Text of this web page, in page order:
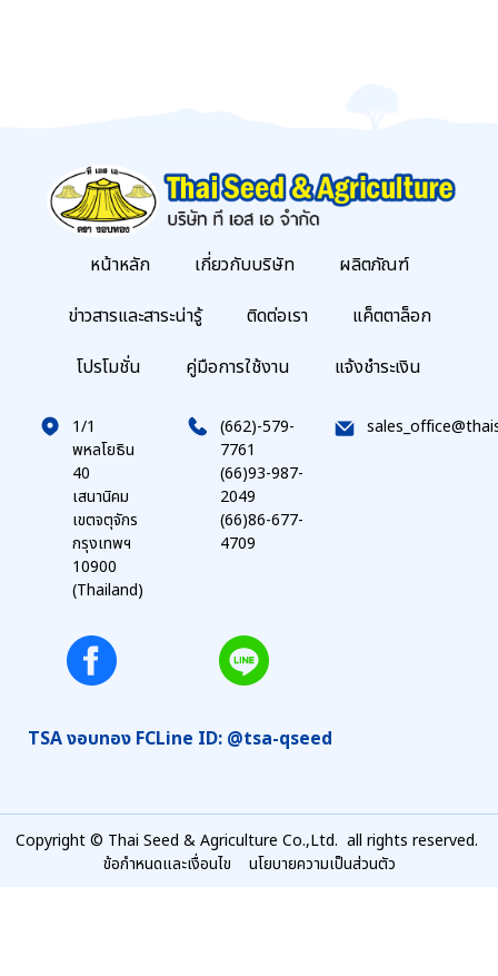
หน้าหลัก เกี่ยวกับบริษัท
ผลิตภัณฑ์
ข่าวสารและสาระน่ารู้
ติดต่อเรา
แค็ตตาล็อก
โปรโมชั่น
คู่มือการใช้งาน แจ้งชำระเงิน
1/1
พหลโยธิน
40
เสนานิคม
เขตจตุจักร
กรุงเทพฯ
10900
(Thailand)
(662)-579-
7761
(66)93-987-
2049
(66)86-677-
4709
TSA งอบทอง FCLine ID: @tsa-qseed
Copyright © Thai Seed & Agriculture Co.,Ltd. all rights reserved.
ข้อกำหนดและเงื่อนไข
นโยบายความเป็นส่วนตัว